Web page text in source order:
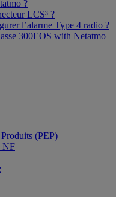
?
LCS³ ?
l’alarme Type 4 radio ?
300EOS with Netatmo
(PEP)
NF